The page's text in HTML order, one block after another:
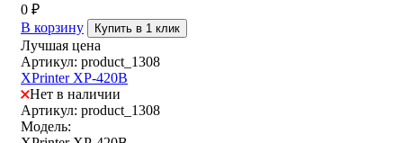
0 ₽
В корзину
Купить в 1 клик
Лучшая цена
Артикул: product_1308
XPrinter XP-420B
Нет в наличии
Артикул: product_1308
Модель: